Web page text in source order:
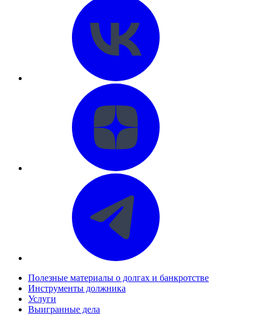
Полезные материалы о долгах и банкротстве
Инструменты должника
Услуги
Выигранные дела